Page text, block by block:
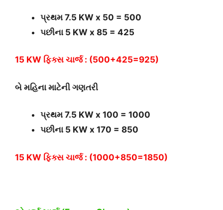
પ્રથમ 7.5 KW x 50 = 500
પછીના 5 KW x 85 = 425
15 KW ફિક્સ ચાર્જ : (500+425=925)
બે મહિના માટેની ગણતરી
પ્રથમ 7.5 KW x 100 = 1000
પછીના 5 KW x 170 = 850
15 KW ફિક્સ ચાર્જ : (1000+850=1850)